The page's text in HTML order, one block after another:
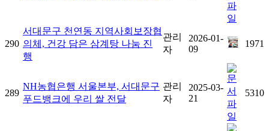
290
서대문구 천연동 지역사회보장협
의체, 건강 담은 삼계탕 나눔 진
행
관리
자
2026-01-
09
1971
289
NH농협은행 서울본부, 서대문구
푸드뱅크에 우리 쌀 전달
관리
자
2025-03-
21
5310